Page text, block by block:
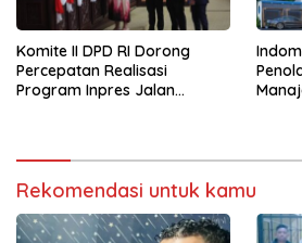
Komite II DPD RI Dorong
Percepatan Realisasi
Program Inpres Jalan
Rekomendasi untuk kamu